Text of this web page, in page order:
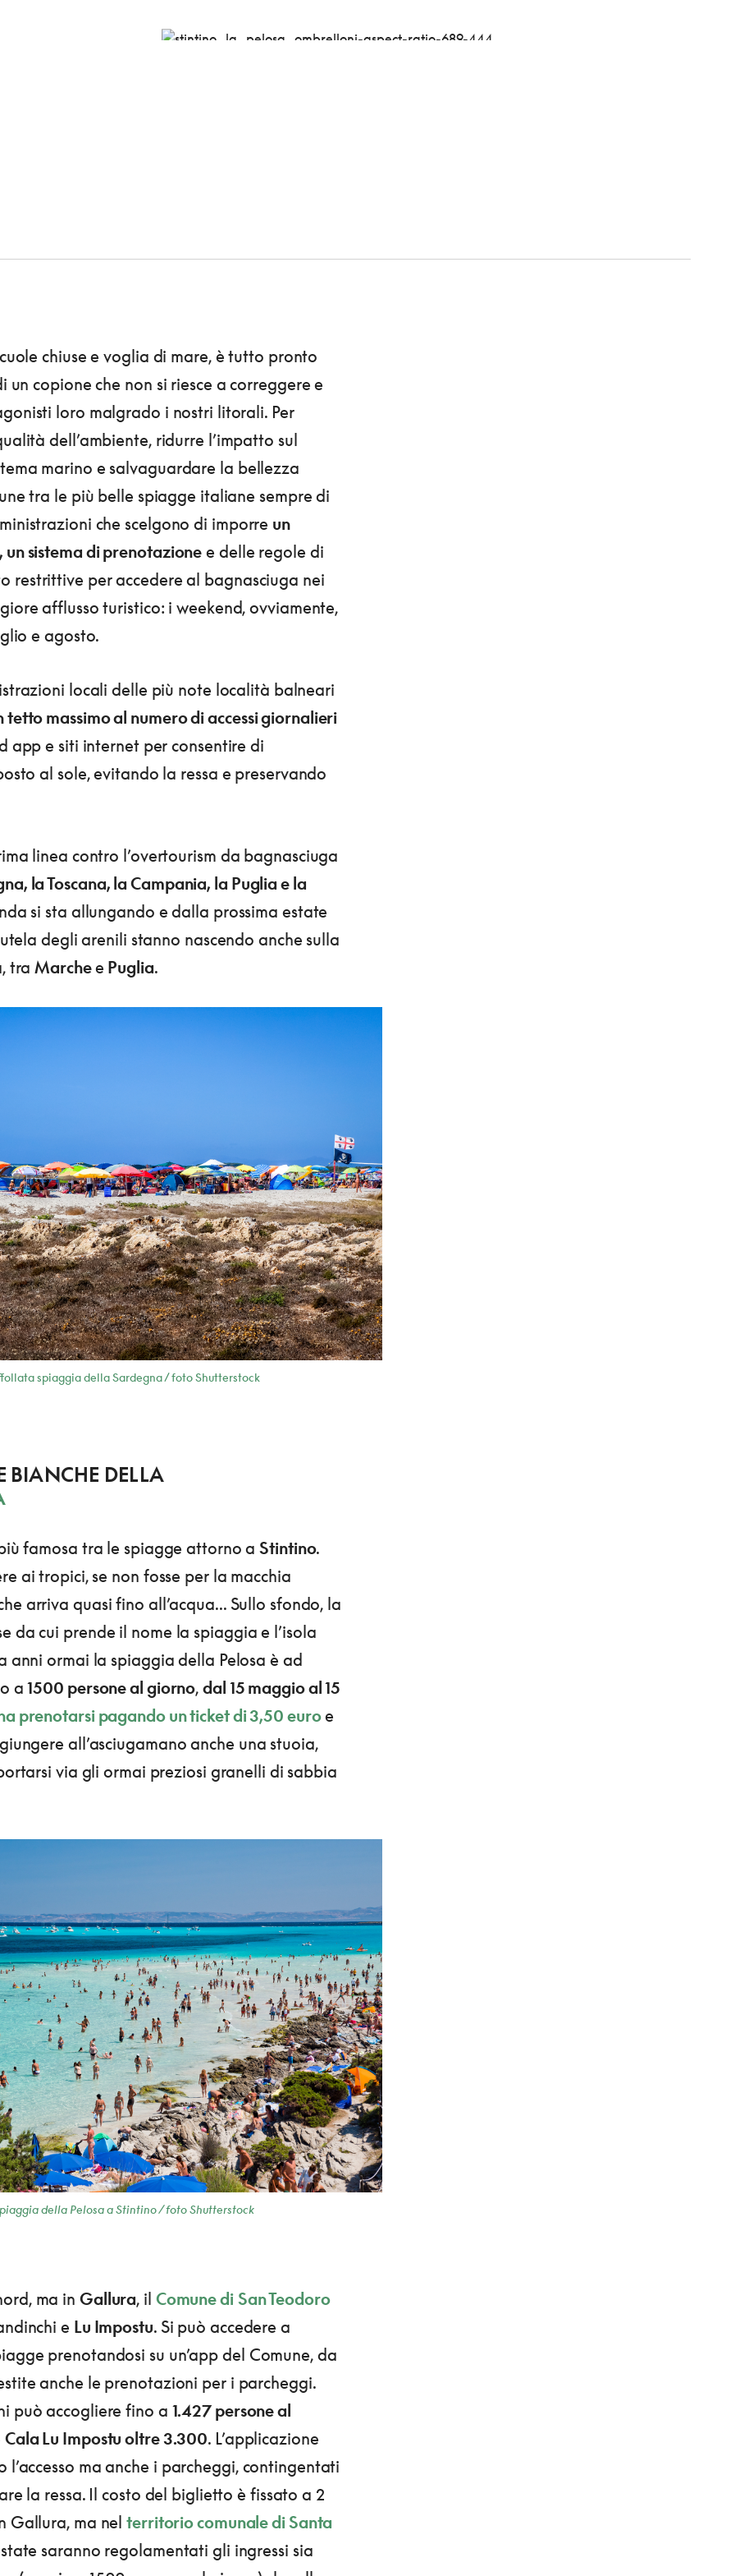
chiuse e voglia di mare, è tutto pronto
un copione che non si riesce a correggere e
loro malgrado i nostri litorali. Per
dell’ambiente, ridurre l’impatto sul
marino e salvaguardare la bellezza
tra le più belle spiagge italiane sempre di
che scelgono di imporre un
un sistema di prenotazione e delle regole di
restrittive per accedere al bagnasciuga nei
afflusso turistico: i weekend, ovviamente,
e agosto.
locali delle più note località balneari
tetto massimo al numero di accessi giornalieri
app e siti internet per consentire di
al sole, evitando la ressa e preservando
linea contro l’overtourism da bagnasciuga
la Toscana, la Campania, la Puglia e la
si sta allungando e dalla prossima estate
degli arenili stanno nascendo anche sulla
traMarchee Puglia.
spiaggia della Sardegna / foto Shutterstock
BIANCHE DELLA
famosa tra le spiagge attorno aStintino.
ai tropici, se non fosse per la macchia
arriva quasi fino all’acqua... Sullo sfondo, la
da cui prende il nome la spiaggia e l’isola
anni ormai la spiaggia della Pelosa è ad
a1500 persone al giorno,dal 15 maggio al 15
prenotarsi pagando un ticket di 3,50 euroe
all’asciugamano anche una stuoia,
via gli ormai preziosi granelli di sabbia
della Pelosa a Stintino / foto Shutterstock
ma in Gallura, il Comune di San Teodoro
e Lu Impostu. Si può accedere a
prenotandosi su un’app del Comune, da
anche le prenotazioni per i parcheggi.
può accogliere fino a 1.427 persone al
Cala Lu Impostu oltre 3.300. L’applicazione
l’accesso ma anche i parcheggi, contingentati
la ressa. Il costo del biglietto è fissato a 2
Gallura, ma nelterritorio comunale di Santa
saranno regolamentati gli ingressi sia